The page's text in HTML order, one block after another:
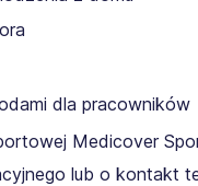
dla pracowników
Medicover
lub o kontakt